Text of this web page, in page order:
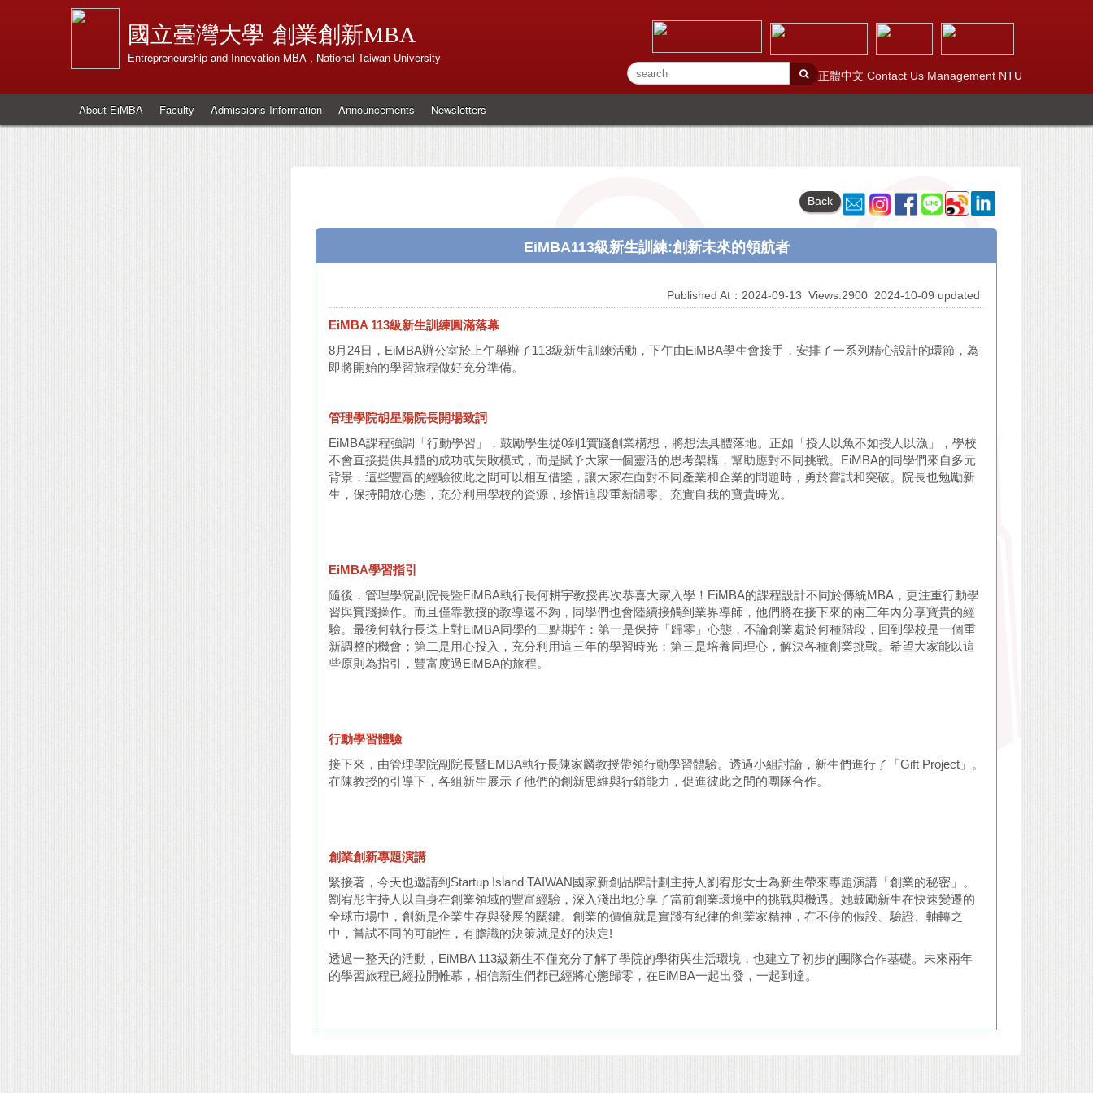
國立臺灣大學 創業創新MBA
Entrepreneurship and Innovation MBA , National Taiwan University
正體中文 Contact Us Management NTU
About EiMBA Faculty Admissions Information Announcements Newsletters
Back
EiMBA113級新生訓練:創新未來的領航者
Published At：2024-09-13 Views:2900 2024-10-09 updated
EiMBA 113級新生訓練圓滿落幕
8月24日，EiMBA辦公室於上午舉辦了113級新生訓練活動，下午由EiMBA學生會接手，安排了一系列精心設計的環節，為
即將開始的學習旅程做好充分準備。
管理學院胡星陽院長開場致詞
EiMBA課程強調「行動學習」，鼓勵學生從0到1實踐創業構想，將想法具體落地。正如「授人以魚不如授人以漁」，學校
不會直接提供具體的成功或失敗模式，而是賦予大家一個靈活的思考架構，幫助應對不同挑戰。EiMBA的同學們來自多元
背景，這些豐富的經驗彼此之間可以相互借鑒，讓大家在面對不同產業和企業的問題時，勇於嘗試和突破。院長也勉勵新
生，保持開放心態，充分利用學校的資源，珍惜這段重新歸零、充實自我的寶貴時光。
EiMBA學習指引
隨後，管理學院副院長暨EiMBA執行長何耕宇教授再次恭喜大家入學！EiMBA的課程設計不同於傳統MBA，更注重行動學
習與實踐操作。而且僅靠教授的教導還不夠，同學們也會陸續接觸到業界導師，他們將在接下來的兩三年內分享寶貴的經
驗。最後何執行長送上對EiMBA同學的三點期許：第一是保持「歸零」心態，不論創業處於何種階段，回到學校是一個重
新調整的機會；第二是用心投入，充分利用這三年的學習時光；第三是培養同理心，解決各種創業挑戰。希望大家能以這
些原則為指引，豐富度過EiMBA的旅程。
行動學習體驗
接下來，由管理學院副院長暨EMBA執行長陳家麟教授帶領行動學習體驗。透過小組討論，新生們進行了「Gift Project」。
在陳教授的引導下，各組新生展示了他們的創新思維與行銷能力，促進彼此之間的團隊合作。
創業創新專題演講
緊接著，今天也邀請到Startup Island TAIWAN國家新創品牌計劃主持人劉宥彤女士為新生帶來專題演講「創業的秘密」。
劉宥彤主持人以自身在創業領域的豐富經驗，深入淺出地分享了當前創業環境中的挑戰與機遇。她鼓勵新生在快速變遷的
全球市場中，創新是企業生存與發展的關鍵。創業的價值就是實踐有紀律的創業家精神，在不停的假設、驗證、軸轉之
中，嘗試不同的可能性，有膽識的決策就是好的決定!
透過一整天的活動，EiMBA 113級新生不僅充分了解了學院的學術與生活環境，也建立了初步的團隊合作基礎。未來兩年
的學習旅程已經拉開帷幕，相信新生們都已經將心態歸零，在EiMBA一起出發，一起到達。